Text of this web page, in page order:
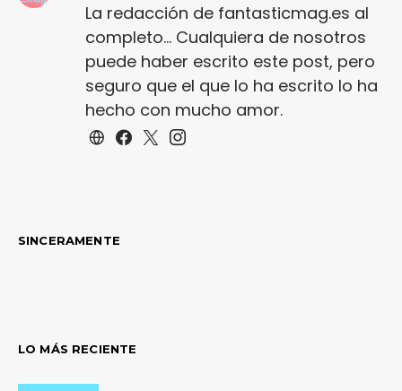
La redacción de fantasticmag.es al
completo... Cualquiera de nosotros
puede haber escrito este post, pero
seguro que el que lo ha escrito lo ha
hecho con mucho amor.
SINCERAMENTE
LO MÁS RECIENTE